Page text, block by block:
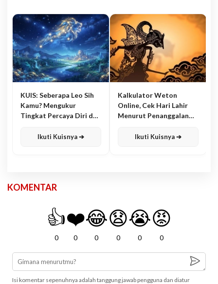
KUIS: Seberapa Leo Sih
Kamu? Mengukur
Tingkat Percaya Diri dan
Ikuti Kuisnya ➔
Kalkulator Weton
Online, Cek Hari Lahir
Menurut Penanggalan
Ikuti Kuisnya ➔
KOMENTAR
👍
0
❤️
0
😂
0
😧
0
😭
0
😡
0
Isi komentar sepenuhnya adalah tanggung jawab pengguna dan diatur